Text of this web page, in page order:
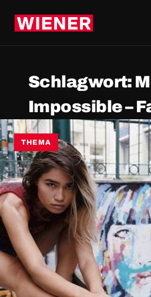
Schlagwort:
Impossible –
THEMA